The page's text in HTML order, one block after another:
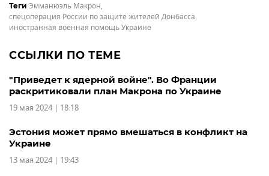
Теги Эмманюэль Макрон,
спецоперация России по защите жителей Донбасса,
иностранная военная помощь Украине
ССЫЛКИ ПО ТЕМЕ
"Приведет к ядерной войне". Во Франции
раскритиковали план Макрона по Украине
19 мая 2024 | 18:18
Эстония может прямо вмешаться в конфликт на
Украине
13 мая 2024 | 19:43